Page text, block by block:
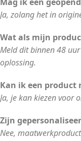
Mag ik een
Ja, zolang het in
Wat als mijn
Meld dit binnen 48
oplossing.
Kan ik een
Ja, je kan kiezen voor
Zijn
Nee,